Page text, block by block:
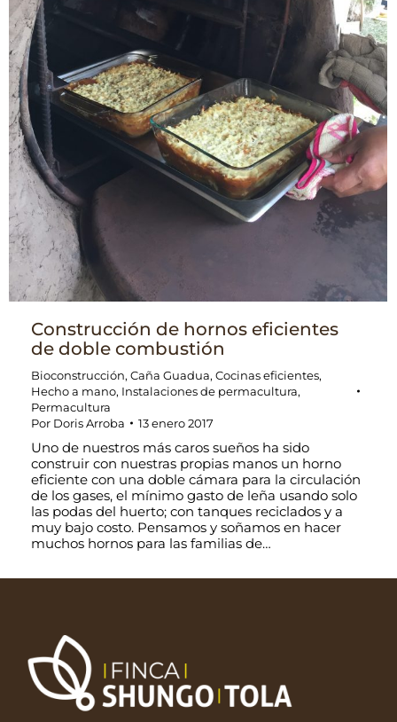
Construcción de hornos eficientes
de doble combustión
Bioconstrucción, Caña Guadua, Cocinas eficientes,
Hecho a mano, Instalaciones de permacultura,
Permacultura
Por Doris Arroba 13 enero 2017
Uno de nuestros más caros sueños ha sido
construir con nuestras propias manos un horno
eficiente con una doble cámara para la circulación
de los gases, el mínimo gasto de leña usando solo
las podas del huerto; con tanques reciclados y a
muy bajo costo. Pensamos y soñamos en hacer
muchos hornos para las familias de…